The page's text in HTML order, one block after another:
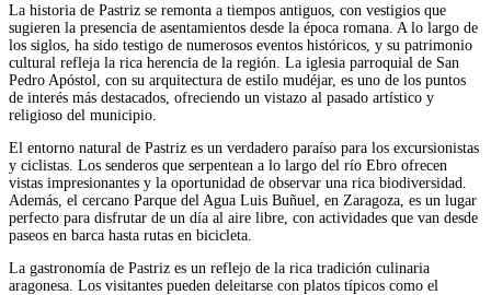
La historia de Pastriz se remonta a tiempos antiguos, con vestigios que
sugieren la presencia de asentamientos desde la época romana. A lo largo de
los siglos, ha sido testigo de numerosos eventos históricos, y su patrimonio
cultural refleja la rica herencia de la región. La iglesia parroquial de San
Pedro Apóstol, con su arquitectura de estilo mudéjar, es uno de los puntos
de interés más destacados, ofreciendo un vistazo al pasado artístico y
religioso del municipio.
El entorno natural de Pastriz es un verdadero paraíso para los excursionistas
y ciclistas. Los senderos que serpentean a lo largo del río Ebro ofrecen
vistas impresionantes y la oportunidad de observar una rica biodiversidad.
Además, el cercano Parque del Agua Luis Buñuel, en Zaragoza, es un lugar
perfecto para disfrutar de un día al aire libre, con actividades que van desde
paseos en barca hasta rutas en bicicleta.
La gastronomía de Pastriz es un reflejo de la rica tradición culinaria
aragonesa. Los visitantes pueden deleitarse con platos típicos como el